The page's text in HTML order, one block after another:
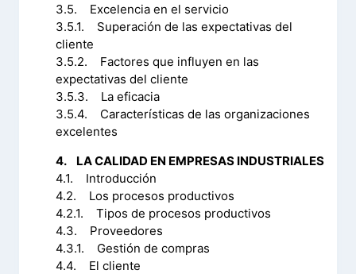
3.5. Excelencia en el servicio
3.5.1. Superación de las expectativas del
cliente
3.5.2. Factores que influyen en las
expectativas del cliente
3.5.3. La eficacia
3.5.4. Características de las organizaciones
excelentes
4. LA CALIDAD EN EMPRESAS INDUSTRIALES
4.1. Introducción
4.2. Los procesos productivos
4.2.1. Tipos de procesos productivos
4.3. Proveedores
4.3.1. Gestión de compras
4.4. El cliente